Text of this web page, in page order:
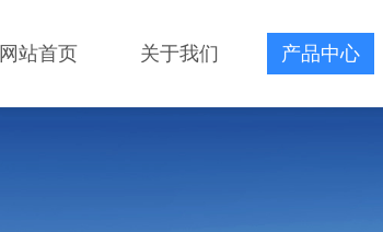
网站首页 关于我们 产品中心